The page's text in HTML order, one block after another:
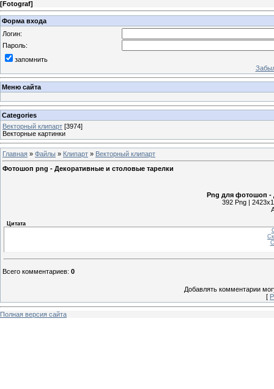
[Fotograf]
Форма входа
Логин:
Пароль:
запомнить
Меню сайта
Categories
Векторный клипарт [3974]
Векторные картинки
Главная » Файлы » Клипарт » Векторный клипарт
Фотошоп png - Декоративные и столовые тарелки
Png для фотошоп -
392 Png |
Цитата
Всего комментариев: 0
Добавлять комментарии
[
Полная версия сайта